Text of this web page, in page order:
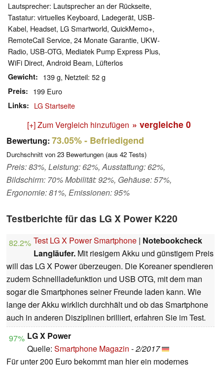
Lautsprecher: Lautsprecher an der Rückseite,
Tastatur: virtuelles Keyboard, Ladegerät, USB-
Kabel, Headset, LG Smartworld, QuickMemo+,
RemoteCall Service, 24 Monate Garantie, UKW-
Radio, USB-OTG, Mediatek Pump Express Plus,
WiFi Direct, Android Beam, Lüfterlos
Gewicht 139 g, Netzteil: 52 g
Preis 199 Euro
Links LG Startseite
[+] Zum Vergleich hinzufügen » vergleiche 0
Bewertung: 73.05%- Befriedigend
Durchschnitt von 23 Bewertungen (aus 42 Tests)
Preis: 83%, Leistung: 62%, Ausstattung: 62%,
Bildschirm: 70% Mobilität: 92%, Gehäuse: 57%,
Ergonomie: 81%, Emissionen: 95%
Testberichte für das LG X Power K220
82.2% Test LG X Power Smartphone | Notebookcheck
Langläufer. Mit riesigem Akku und günstigem Preis
will das LG X Power überzeugen. Die Koreaner spendieren
zudem Schnellladefunktion und USB OTG, mit dem man
sogar die Smartphones seiner Freunde laden kann. Wie
lange der Akku wirklich durchhält und ob das Smartphone
auch in anderen Disziplinen brilliert, erfahren Sie im Test.
97% LG X Power
Quelle: Smartphone Magazin -2/2017
Für unter 200 Euro bekommt man hier ein modernes